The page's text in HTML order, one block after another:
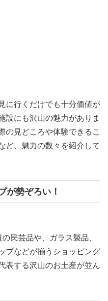
に行くだけでも十分価値が
設にも沢山の魅力がありま
の見どころや体験できるこ
ど、魅力の数々を紹介して
が勢ぞろい！
民芸品や、ガラス製品、
プなどが揃うショッピング
表する沢山のお土産が並ん